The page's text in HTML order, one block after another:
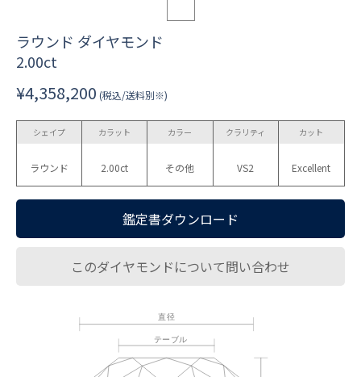
ラウンド ダイヤモンド
2.00ct
¥4,358,200 (税込/送料別※)
シェイプ
ラウンド
カラット
2.00ct
カラー
その他
クラリティ
VS2
カット
Excellent
鑑定書ダウンロード
このダイヤモンドについて問い合わせ